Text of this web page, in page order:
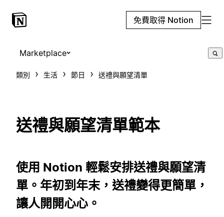
免費取得 Notion
Marketplace
類別 生活 節日 送禮與願望清單
送禮與願望清單範本
使用 Notion 輕鬆安排送禮與願望清
單。年初到年末，送禮變得更簡單，
讓人開開心心。